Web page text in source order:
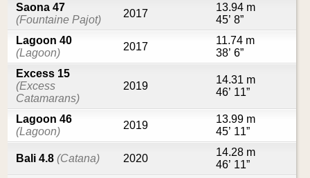
Saona 47
(Fountaine Pajot)
2017
13.94 m
45’ 8”
Lagoon 40
(Lagoon)
2017
11.74 m
38’ 6”
Excess 15
(Excess
Catamarans)
2019
14.31 m
46’ 11”
Lagoon 46
(Lagoon)
2019
13.99 m
45’ 11”
Bali 4.8(Catana) 2020
14.28 m
46’ 11”